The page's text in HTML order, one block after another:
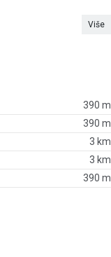
Više
390 m
390 m
3 km
3 km
390 m